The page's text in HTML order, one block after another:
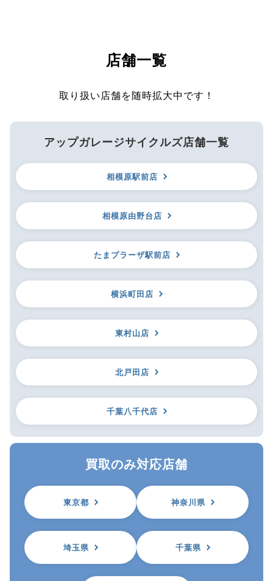
店舗一覧
取り扱い店舗を随時拡大中です！
アップガレージサイクルズ店舗一覧
相模原駅前店
相模原由野台店
たまプラーザ駅前店
横浜町田店
東村山店
北戸田店
千葉八千代店
買取のみ対応店舗
東京都 神奈川県
埼玉県 千葉県